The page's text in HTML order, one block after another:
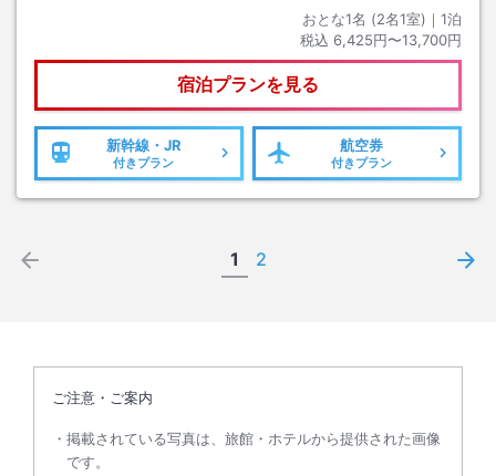
おとな1名 (2名1室)｜ 1泊
税込 6,425円〜13,700円
宿泊プランを見る
新幹線・JR
付きプラン
航空券
付きプラン
1 2
ご注意・ご案内
掲載されている写真は、旅館・ホテルから提供された画像
です。